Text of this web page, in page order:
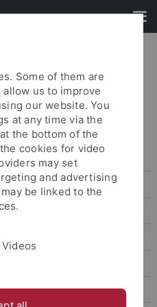
Some of them are
us to improve
our website. You
at any time via the
the bottom of the
cookies for video
may set
and advertising
be linked to the
Videos